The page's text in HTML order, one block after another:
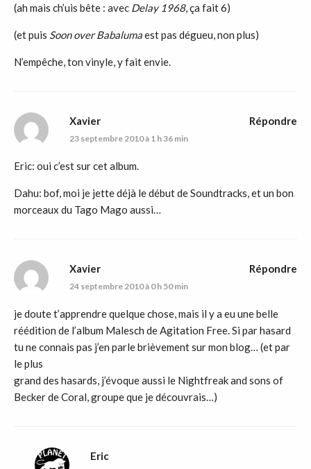
(ah mais ch’uis bête : avec Delay 1968, ça fait 6)
(et puis Soon over Babalumaest pas dégueu, non plus)
N’empêche, ton vinyle, y fait envie.
Xavier
23 septembre 2010 à 1 h 36 min
Eric: oui c’est sur cet album.
Dahu: bof, moi je jette déjà le début de Soundtracks, et un bon
morceaux du Tago Mago aussi…
Répondre
Xavier
24 septembre 2010 à 0 h 50 min
je doute t’apprendre quelque chose, mais il y a eu une belle
réédition de l’album Malesch de Agitation Free. Si par hasard
tu ne connais pas j’en parle brièvement sur mon blog… (et par
le plus
grand des hasards, j’évoque aussi le Nightfreak and sons of
Becker de Coral, groupe que je découvrais…)
Répondre
Eric